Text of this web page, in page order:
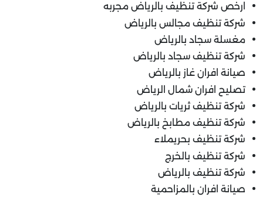
ارخص شركة تنظيف بالرياض مجربه
شركة تنظيف مجالس بالرياض
مغسلة سجاد بالرياض
شركة تنظيف سجاد بالرياض
صيانة افران غاز بالرياض
تصليح افران شمال الرياض
شركة تنظيف ثريات بالرياض
شركة تنظيف مطابخ بالرياض
شركة تنظيف بحريملاء
شركة تنظيف بالخرج
شركة تنظيف بالرياض
صيانة افران بالمزاحمية